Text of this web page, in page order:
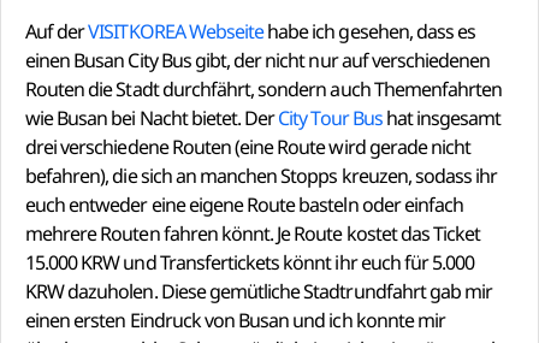
Auf derVISITKOREA Webseitehabe ich gesehen, dass es
einen Busan City Bus gibt, der nicht nur auf verschiedenen
Routen die Stadt durchfährt, sondern auch Themenfahrten
wie Busan bei Nacht bietet. DerCity Tour Bushat insgesamt
drei verschiedene Routen (eine Route wird gerade nicht
befahren), die sich an manchen Stopps kreuzen, sodass ihr
euch entweder eine eigene Route basteln oder einfach
mehrere Routen fahren könnt. Je Route kostet das Ticket
15.000 KRW und Transfertickets könnt ihr euch für 5.000
KRW dazuholen. Diese gemütliche Stadtrundfahrt gab mir
einen ersten Eindruck von Busan und ich konnte mir